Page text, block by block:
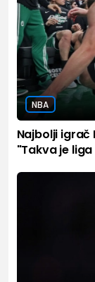
NBA
Najbolji igrač
"Takva je liga